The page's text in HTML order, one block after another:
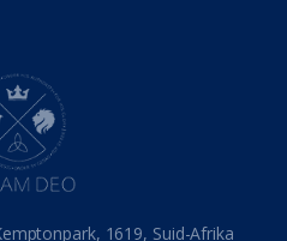
(1)
(19)
liggaam1619, Suid-Afrika